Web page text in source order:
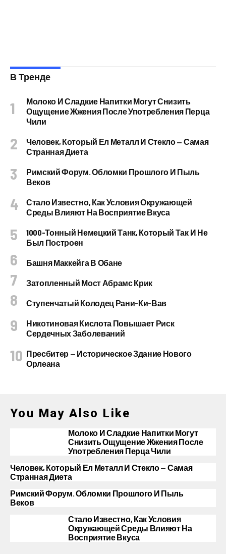
В Тренде
Молоко И Сладкие Напитки Могут Снизить
Ощущение Жжения После Употребления Перца
Чили
Человек, Который Ел Металл И Стекло — Самая
Странная Диета
Римский Форум. Обломки Прошлого И Пыль
Веков
Стало Известно, Как Условия Окружающей
Среды Влияют На Восприятие Вкуса
1000-Тонный Немецкий Танк, Который Так И Не
Был Построен
Башня Маккейга В Обане
Затопленный Мост Абрамс Крик
Ступенчатый Колодец Рани-Ки-Вав
Никотиновая Кислота Повышает Риск
Сердечных Заболеваний
Пресбитер — Историческое Здание Нового
Орлеана
You May Also Like
Молоко И Сладкие Напитки Могут
Снизить Ощущение Жжения После
Употребления Перца Чили
Человек, Который Ел Металл И Стекло — Самая
Странная Диета
Римский Форум. Обломки Прошлого И Пыль
Веков
Стало Известно, Как Условия
Окружающей Среды Влияют На
Восприятие Вкуса